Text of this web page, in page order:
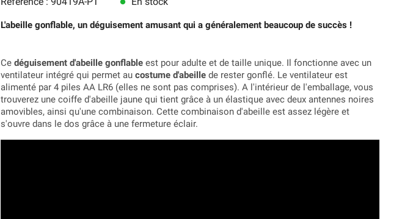
lens
L'abeille gonflable, un déguisement amusant qui a généralement beaucoup de succès !
Ce déguisement d'abeille gonflable est pour adulte et de taille unique. Il fonctionne avec un
ventilateur intégré qui permet au costume d'abeille de rester gonflé. Le ventilateur est
alimenté par 4 piles AA LR6 (elles ne sont pas comprises). A l'intérieur de l'emballage, vous
trouverez une coiffe d'abeille jaune qui tient grâce à un élastique avec deux antennes noires
amovibles, ainsi qu'une combinaison. Cette combinaison d'abeille est assez légère et
s'ouvre dans le dos grâce à une fermeture éclair.